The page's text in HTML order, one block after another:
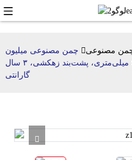
مصنوعی
چمن مصنوعی میلیون
برای زمین فوتبال - شمع ۶۰ میلی‌متری، پشت‌بند زهکشی، ۳ سال
گارانتی